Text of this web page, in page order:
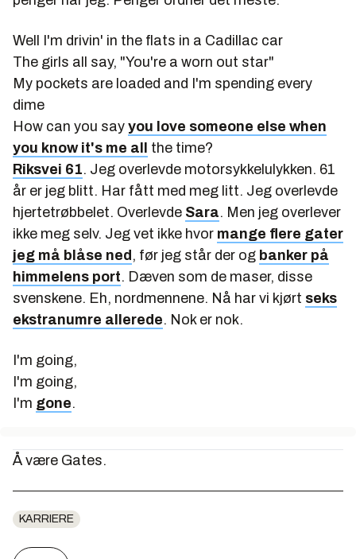
Well I'm drivin' in the flats in a Cadillac car
The girls all say, "You're a worn out star"
My pockets are loaded and I'm spending every
dime
How can you say you love someone else when
you know it's me all the time?
Riksvei 61. Jeg overlevde motorsykkelulykken. 61
år er jeg blitt. Har fått med meg litt. Jeg overlevde
hjertetrøbbelet. Overlevde Sara. Men jeg overlever
ikke meg selv. Jeg vet ikke hvor mange flere gater
jeg må blåse ned, før jeg står der og banker på
himmelens port. Dæven som de maser, disse
svenskene. Eh, nordmennene. Nå har vi kjørt seks
ekstranumre allerede. Nok er nok.
I'm going,
I'm going,
I'm gone.
Å være Gates.
KARRIERE